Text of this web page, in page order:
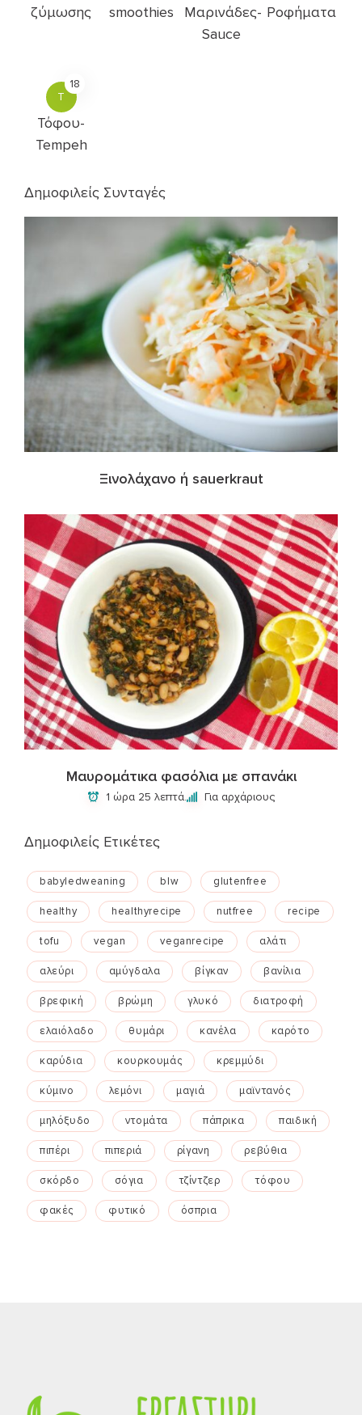
ζύμωσης smoothies
Μαρινάδες-
Sauce
Ροφήματα
Τ
18
Τόφου-
Tempeh
Δημοφιλείς Συνταγές
Ξινολάχανο ή sauerkraut
Μαυρομάτικα φασόλια με σπανάκι
1 ώρα 25 λεπτά. Για αρχάριους
Δημοφιλείς Ετικέτες
babyledweaning blw glutenfree
healthy healthyrecipe nutfree recipe
tofu vegan veganrecipe αλάτι
αλεύρι αμύγδαλα βίγκαν βανίλια
βρεφική βρώμη γλυκό διατροφή
ελαιόλαδο θυμάρι κανέλα καρότο
καρύδια κουρκουμάς κρεμμύδι
κύμινο λεμόνι μαγιά μαϊντανός
μηλόξυδο ντομάτα πάπρικα παιδική
πιπέρι πιπεριά ρίγανη ρεβύθια
σκόρδο σόγια τζίντζερ τόφου
φακές φυτικό όσπρια